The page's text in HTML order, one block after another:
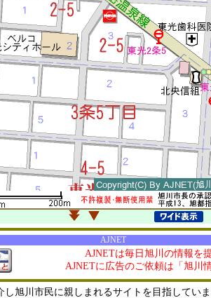
AJNET
AJNETは毎日旭川の情報を
AJNETに広告のご依頼は「旭川
し旭川市民に親しまれるサイトを目指してい